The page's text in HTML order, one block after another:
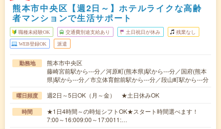
熊本市中央区【週2日～】ホテルライクな高齢
者マンションで生活サポート
職種未経験OK 交通費別途支給あり 土日祝日が休み 残業なし
WEB登録OK 派遣
勤務地
熊本市中央区
藤崎宮前駅から---分／河原町(熊本県)駅から---分／国府(熊本
県)駅から---分／市立体育館前駅から---分／段山町駅から---分
曜日頻度 週2日～5日OK（月～金） ★土日休みOK
時間
★1日4時間～の時短シフトOK★スタート時間選べます！
7:00～16:009:00～17:0011:…